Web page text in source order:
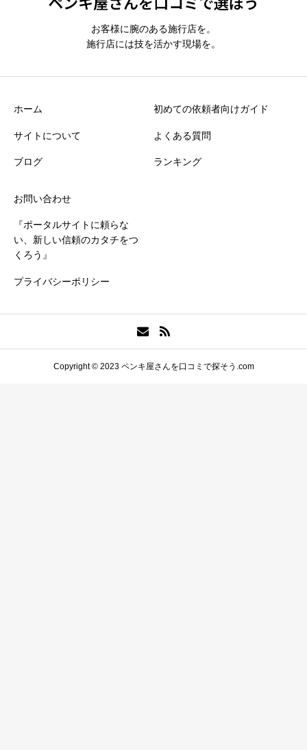
お客様に腕のある施行店を。
施行店には技を活かす現場を。
ホーム
サイトについて
ブログ
初めての依頼者向けガイド
よくある質問
ランキング
お問い合わせ
『ポータルサイトに頼らな
い、新しい信頼のカタチをつ
くろう』
プライバシーポリシー
Copyright © 2023 ペンキ屋さんを口コミで探そう.com